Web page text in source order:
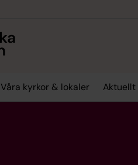
Våra kyrkor & lokaler Aktuellt